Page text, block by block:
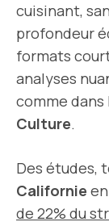
cuisinant,
profondeur
formats
analyses
comme dans
Culture.
Des études,
Californie en
de 22% du